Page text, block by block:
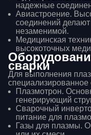
надежные
Авиастроение.
соединений
незаменимой.
Медицинская
высокоточных
сварки
Для выполнения
специализированное
Плазмотрон.
генерирующий
Сварочный
питание для
Газы для плазмы.